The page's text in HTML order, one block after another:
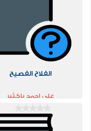
الفلاح الفصيح
علي احمد باكثير